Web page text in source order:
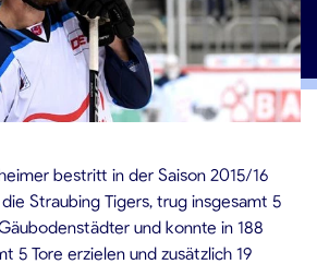
bestritt in der Saison 2015/16
Straubing Tigers, trug insgesamt 5
und konnte in 188
5 Tore erzielen und zusätzlich 19